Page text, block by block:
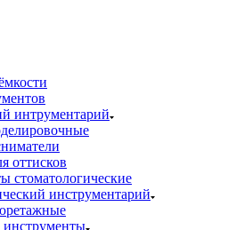
интрументарий
оттисков
стоматологические
инструментарий